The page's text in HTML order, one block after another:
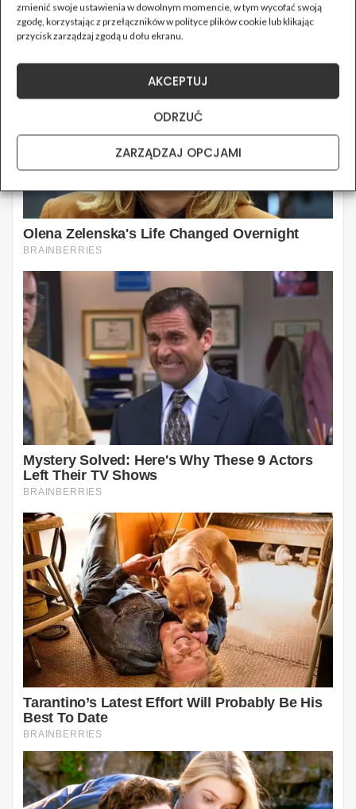
zmienić swoje ustawienia w dowolnym momencie, w tym wycofać swoją
zgodę, korzystając z przełączników w polityce plików cookie lub klikając
przycisk zarządzaj zgodą u dołu ekranu.
AKCEPTUJ
ODRZUĆ
ZARZĄDZAJ OPCJAMI